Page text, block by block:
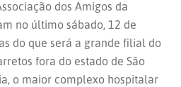
dos Amigos da
no último sábado, 12 de
do que será a grande filial do
fora do estado de São
o maior complexo hospitalar